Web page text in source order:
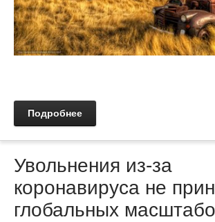
Подробнее
Увольнения из-за
коронавируса не
глобальных